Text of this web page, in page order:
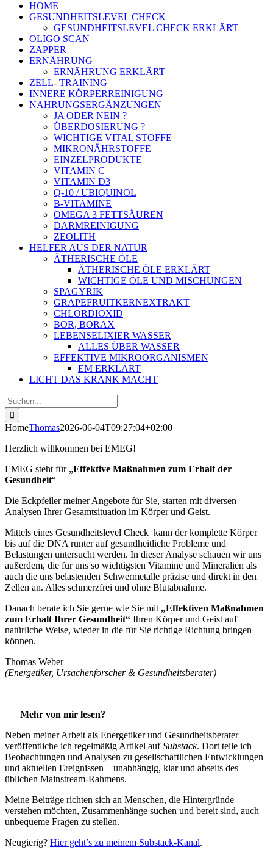
HOME
GESUNDHEITSLEVEL CHECK
GESUNDHEITSLEVEL CHECK ERKLÄRT
OLIGO SCAN
ZAPPER
ERNÄHRUNG
ERNÄHRUNG ERKLÄRT
ZELL- TRAINING
INNERE KÖRPERREINIGUNG
NAHRUNGSERGÄNZUNGEN
JA ODER NEIN ?
ÜBERDOSIERUNG ?
WICHTIGE VITAL STOFFE
MIKRONÄHRSTOFFE
EINZELPRODUKTE
VITAMIN C
VITAMIN D3
Q-10 / UBIQUINOL
B-VITAMINE
OMEGA 3 FETTSÄUREN
DARMREINIGUNG
ZEOLITH
HELFER AUS DER NATUR
ÄTHERISCHE ÖLE
ÄTHERISCHE ÖLE ERKLÄRT
WICHTIGE ÖLE UND MISCHUNGEN
SPAGYRIK
GRAPEFRUITKERNEXTRAKT
CHLORDIOXID
BOR, BORAX
LEBENSELIXIER WASSER
ALLES ÜBER WASSER
EFFEKTIVE MIKROORGANISMEN
EM ERKLÄRT
LICHT DAS KRANK MACHT
Suche
nach:
HomeThomas2026-06-04T09:27:04+02:00
Herzlich willkommen bei EMEG!
EMEG steht für „Effektive Maßnahmen zum Erhalt der
Gesundheit“
Die Eckpfeiler meiner Angebote für Sie, starten mit diversen
Analysen Ihrer Gesamtsituation im Körper und Geist.
Mittels eines Gesundheitslevel Check kann der komplette Körper
bis auf die DNA runter auf gesundheitliche Probleme und
Belastungen untersucht werden. In dieser Analyse schauen wir uns
außerdem, die für uns so wichtigsten Vitamine und Mineralien als
auch die uns belastenden Schwermetalle präzise und direkt in den
Zellen an. Alles schmerzfrei und ohne Blutabnahme.
Danach berate ich Sie gerne wie Sie mit „Effektiven Maßnahmen
zum Erhalt Ihrer Gesundheit“ Ihren Körper und Geist auf
natürliche Weise, wieder in die für Sie richtige Richtung bringen
können.
Thomas Weber
(Energetiker, Ursachenforscher & Gesundheitsberater)
Mehr von mir lesen?
Neben meiner Arbeit als Energetiker und Gesundheitsberater
veröffentliche ich regelmäßig Artikel aufSubstack. Dort teile ich
Beobachtungen und Analysen zu gesellschaftlichen Entwicklungen
und aktuellen Ereignissen – unabhängig, klar und abseits des
üblichen Mainstream-Rahmens.
Meine Beiträge richten sich an Menschen, die Hintergründe
verstehen möchten, Zusammenhänge suchen und bereit sind, auch
unbequeme Fragen zu stellen.
Neugierig? Hier geht’s zu meinem Substack-Kanal.